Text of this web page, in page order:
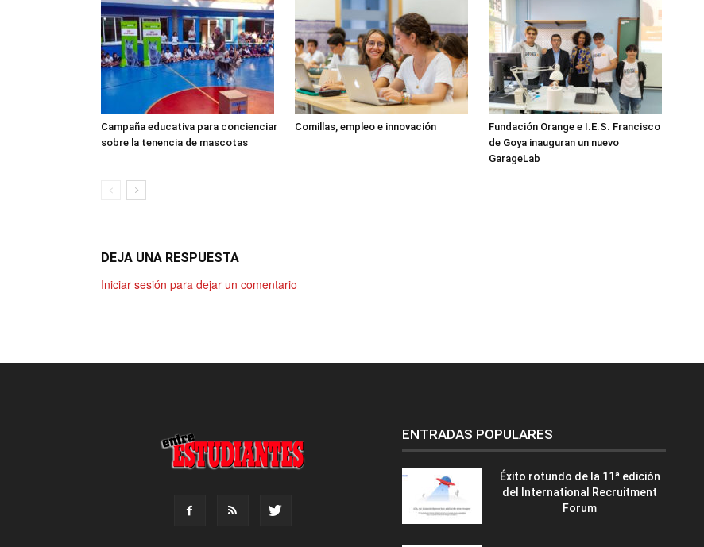
Campaña educativa para concienciar
sobre la tenencia de mascotas
Comillas, empleo e innovación
Fundación Orange e I.E.S. Francisco
de Goya inauguran un nuevo
GarageLab
DEJA UNA RESPUESTA
Iniciar sesión para dejar un comentario
ENTRADAS POPULARES
Éxito rotundo de la 11ª edición
del International Recruitment
Forum